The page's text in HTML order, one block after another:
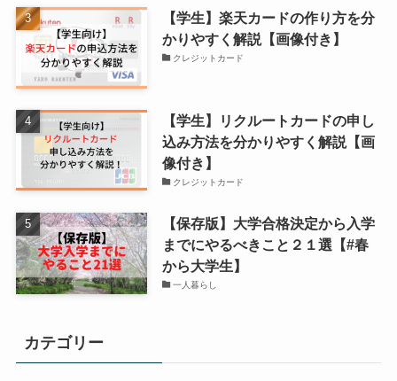
【学生】楽天カードの作り方を分
かりやすく解説【画像付き】
クレジットカード
【学生】リクルートカードの申し
込み方法を分かりやすく解説【画
像付き】
クレジットカード
【保存版】大学合格決定から入学
までにやるべきこと２１選【#春
から大学生】
一人暮らし
カテゴリー